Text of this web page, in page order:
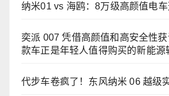
纳米01 vs 海鸥：8万级高颜值电
奕派 007 凭借高颜值和高安全性
款车正是年轻人值得购买的新能源
代步车卷疯了！东风纳米 06 越级